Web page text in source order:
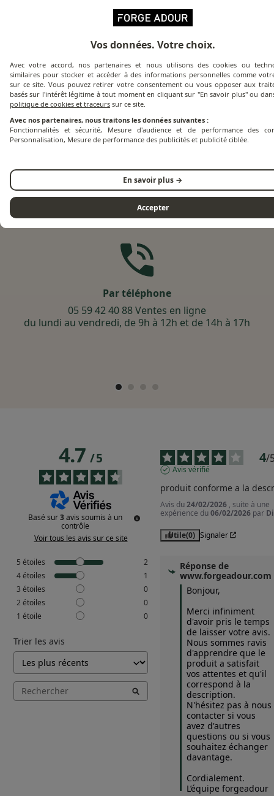
Besoin d'aide ?
Par téléphone
05 59 42 40 88 Ventes en ligne
du lundi au vendredi, de 9h à 12h et de 14h à 17h
4.7/5
Basé sur3avis soumis à un
contrôle
Voir tous les avis sur ce site
5 étoiles
2
4étoiles
1
3 étoiles
0
2 étoiles
0
1 étoile 0
Trier les avis
4/
Avis vérifié
produit conforme a la
Avis du24/02/2026 , suite à une
expérience du06/02/2026 par
Utile(0) Signaler
Réponse de
www.forgeadour.com
Bonjour,
Merci infiniment
d'avoir pris le temps
de laisser votre avis.
Nous sommes ravis
d'apprendre que le
produit a satisfait
vos attentes et qu'il
correspond à la
description.
N'hésitez pas à nous
contacter si vous
avez d'autres
questions ou si vous
souhaitez échanger
davantage.
Cordialement.
L’équipe forgeadour
Vos données. Votre choix.
Avec votre accord, nos partenaires et nous utilisons des cookies ou
similaires pour stocker et accéder à des informations personnelles comme
sur ce site. Vous pouvez retirer votre consentement ou vous opposer aux
basés sur l'intérêt légitime à tout moment en cliquant sur "En savoir plus" ou
politique de cookies et traceurs sur ce site.
Avec nos partenaires, nous traitons les données suivantes :
Fonctionnalités et sécurité, Mesure d'audience et de performance des
Personnalisation, Mesure de performance des publicités et publicité ciblée.
En savoir plus →
Accepter